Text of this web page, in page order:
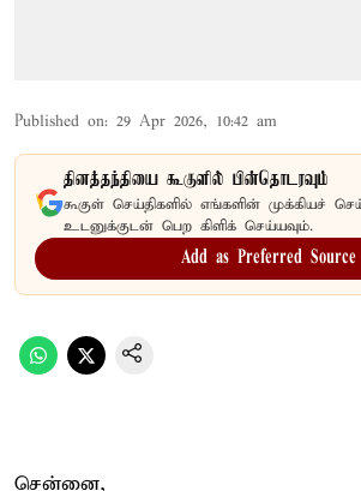
Published on: 29 Apr 2026, 10:42 am
தினத்தந்தியை கூகுளில் பின்தொடரவும்
கூகுள் செய்திகளில் எங்களின் முக்கியச்
உடனுக்குடன் பெற கிளிக் செய்யவும்.
Add as Preferred Source
சென்னை,